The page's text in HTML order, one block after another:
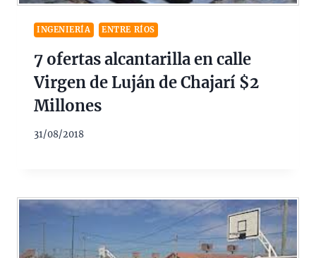
INGENIERÍA ENTRE RÍOS
7 ofertas alcantarilla en calle
Virgen de Luján de Chajarí $2
Millones
31/08/2018